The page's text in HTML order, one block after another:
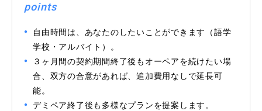
points
自由時間は、あなたのしたいことができます（語学
学校・アルバイト）。
３ヶ月間の契約期間終了後もオーペアを続けたい場
合、双方の合意があれば、追加費用なしで延長可
能。
デミペア終了後も多様なプランを提案します。